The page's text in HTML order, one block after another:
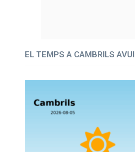
EL TEMPS A CAMBRILS AVUI